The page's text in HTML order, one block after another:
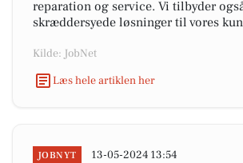
reparation og service. Vi tilbyder
skræddersyede løsninger til vores
Kilde: JobNet
Læs hele artiklen her
JOBNYT 13-05-2024 13:54